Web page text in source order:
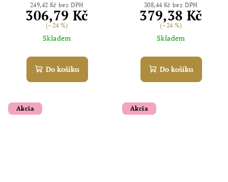
249,42 Kč bez DPH
306,79 Kč
(–24 %)
Skladem
Do košíku
308,44 Kč bez DPH
379,38 Kč
(–24 %)
Skladem
Do košíku
Akcia Akcia